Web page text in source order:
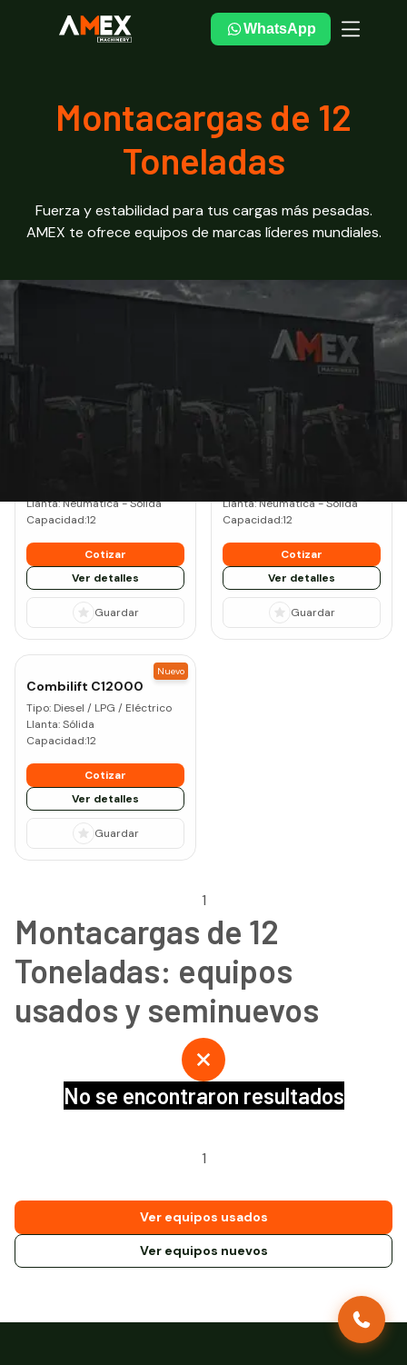
WhatsApp
Montacargas de 12
Toneladas
Fuerza y estabilidad para tus cargas más pesadas.
AMEX te ofrece equipos de marcas líderes mundiales.
Montacargas de 12
Toneladas: equipos
nuevos
Llanta:Neumática - Sólida
Capacidad:12
Cotizar
Ver detalles
Guardar
Heli
Llanta:Neumática - Sólida
Capacidad:12
Cotizar
Ver detalles
Guardar
Combilift C12000
Tipo: Diesel / LPG / Eléctrico
Llanta:Sólida
Capacidad:12
Cotizar
Ver detalles
Guardar
Nuevo
1
Montacargas de 12
Toneladas: equipos
usados y seminuevos
No se encontraron resultados
1
Ver equipos usados
Ver equipos nuevos